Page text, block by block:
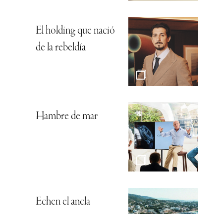
El holding que nació
de la rebeldía
Hambre de mar
Echen el ancla